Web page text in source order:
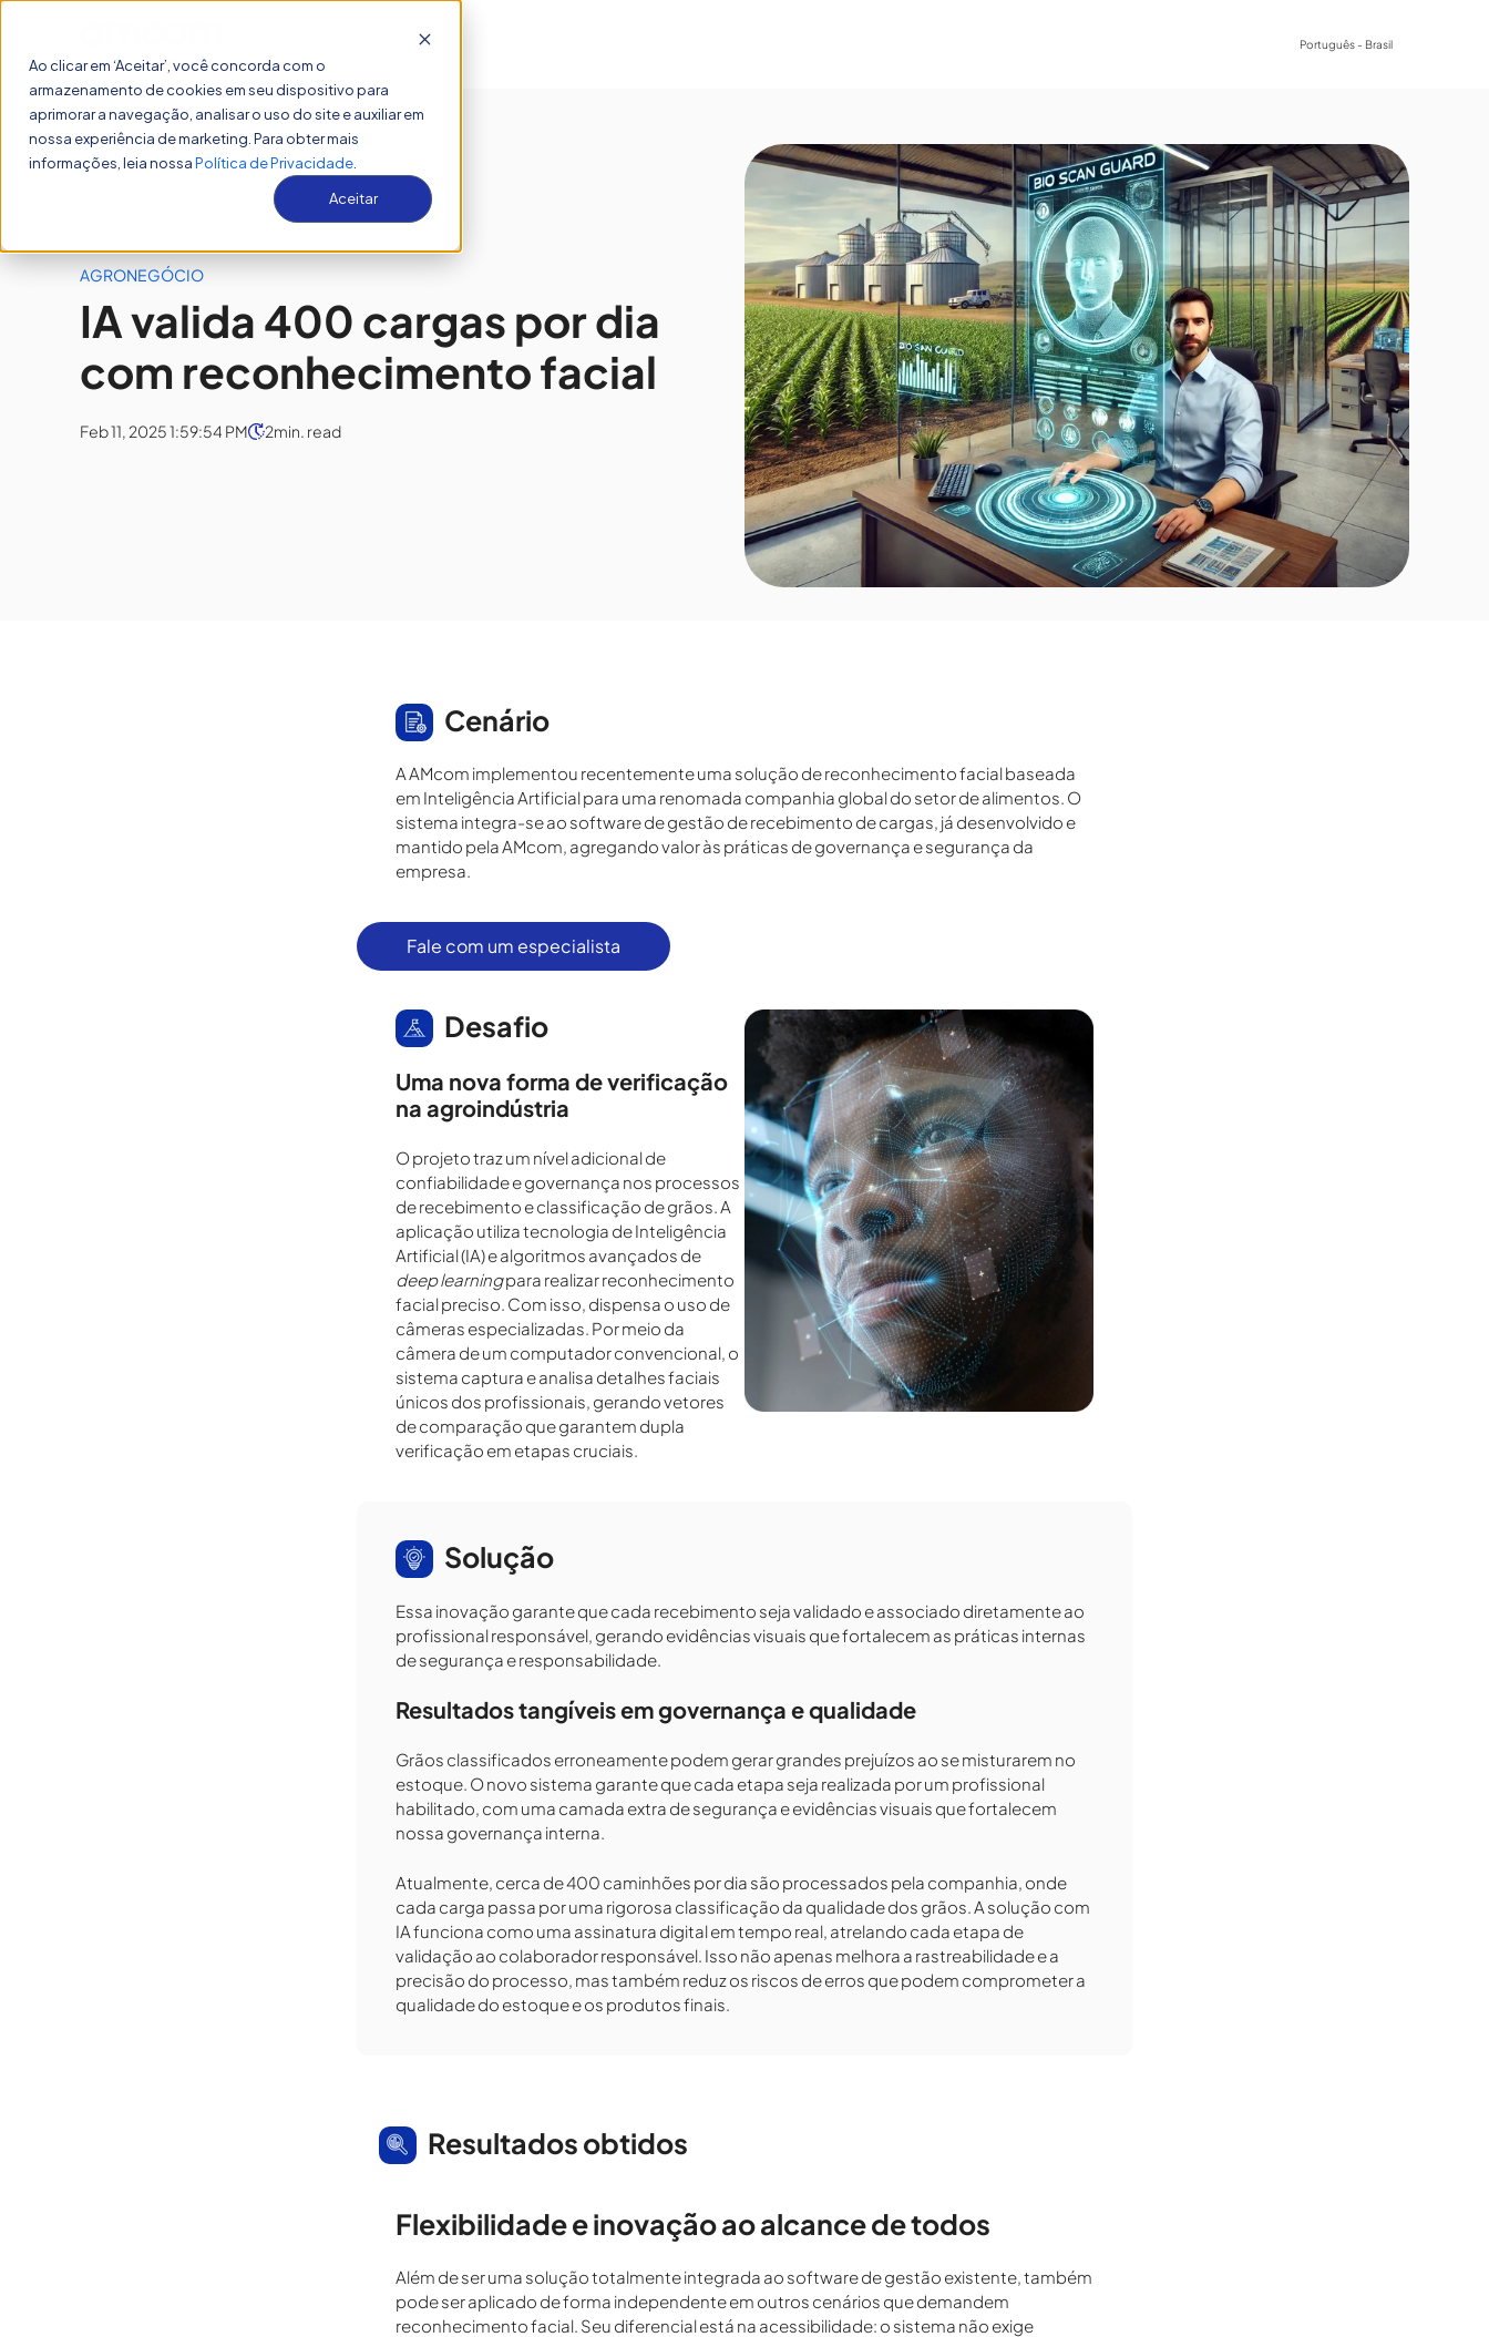
Ao clicar em ‘Aceitar’, você concorda com o
armazenamento de cookies em seu dispositivo para
aprimorar a navegação, analisar o uso do site e auxiliar em
nossa experiência de marketing. Para obter mais
informações, leia nossaPolítica de Privacidade
Aceitar
Sobre Português - Brasil
AGRONEGÓCIO
IA valida 400 cargas por dia
com reconhecimento facial
Feb 11, 2025 1:59:54 PM 2min. read
Cenário
A AMcom implementou recentemente uma solução de reconhecimento facial baseada
em Inteligência Artificial para uma renomada companhia global do setor de alimentos. O
sistema integra-se ao software de gestão de recebimento de cargas, já desenvolvido e
mantido pela AMcom, agregando valor às práticas de governança e segurança da
empresa.
Fale com um especialista
Desafio
Uma nova forma de verificação
na agroindústria
O projeto traz um nível adicional de
confiabilidade e governança nos processos
de recebimento e classificação de grãos. A
aplicação utiliza tecnologia de Inteligência
Artificial (IA) e algoritmos avançados de
deep learningpara realizar reconhecimento
facial preciso. Com isso, dispensa o uso de
câmeras especializadas. Por meio da
câmera de um computador convencional, o
sistema captura e analisa detalhes faciais
únicos dos profissionais, gerando vetores
de comparação que garantem dupla
verificação em etapas cruciais.
Solução
Essa inovação garante que cada recebimento seja validado e associado diretamente ao
profissional responsável, gerando evidências visuais que fortalecem as práticas internas
de segurança e responsabilidade.
Resultados tangíveis em governança e qualidade
Grãos classificados erroneamente podem gerar grandes prejuízos ao se misturarem no
estoque. O novo sistema garante que cada etapa seja realizada por um profissional
habilitado, com uma camada extra de segurança e evidências visuais que fortalecem
nossa governança interna.
Atualmente, cerca de 400 caminhões por dia são processados pela companhia, onde
cada carga passa por uma rigorosa classificação da qualidade dos grãos. A solução com
IA funciona como uma assinatura digital em tempo real, atrelando cada etapa de
validação ao colaborador responsável. Isso não apenas melhora a rastreabilidade e a
precisão do processo, mas também reduz os riscos de erros que podem comprometer a
qualidade do estoque e os produtos finais.
Resultados obtidos
Flexibilidade e inovação ao alcance de todos
Além de ser uma solução totalmente integrada ao software de gestão existente, também
pode ser aplicado de forma independente em outros cenários que demandem
reconhecimento facial. Seu diferencial está na acessibilidade: o sistema não exige